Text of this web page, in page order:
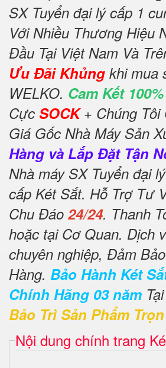
SX Tuyển đại lý cấp 1
Với Nhiều Thương Hiệu
Đầu Tại Việt Nam Và
Ưu Đãi Khủng khi mua
WELKO. Cam Kết
Cực SOCK+ Chúng Tôi
Giá Gốc Nhà Máy Sản
Hàng và Lắp Đặt Tận
Nhà máy SX Tuyển đại
cấp Két Sắt. Hỗ Trợ Tư
Chu Đáo 24/24. Thanh
hoặc tại Cơ Quan. Dịch
chuyên nghiệp, Đảm
Hàng. Bảo Hành Két
Chính Hãng 03 năm
Bảo Trì Sản Phẩm
Nội dung chính trang